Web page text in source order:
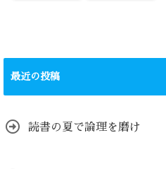
最近の投稿
読書の夏で論理を磨け